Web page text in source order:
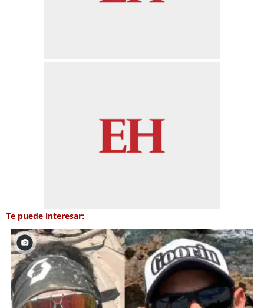
Te puede interesar: